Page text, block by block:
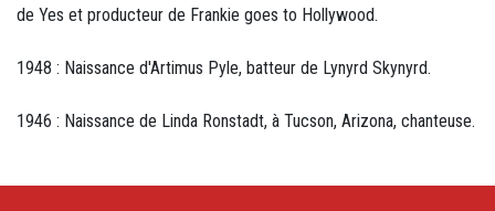
de Yes et producteur de Frankie goes to Hollywood.
1948 : Naissance d'Artimus Pyle, batteur de Lynyrd Skynyrd.
1946 : Naissance de Linda Ronstadt, à Tucson, Arizona, chanteuse.